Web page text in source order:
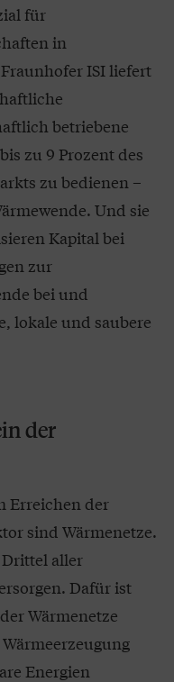
für
in
ISI liefert
betriebene
zu 9 Prozent des
zu bedienen –
Und sie
Kapital bei
zur
bei und
lokale und saubere
der
Erreichen der
sind Wärmenetze.
aller
Dafür ist
Wärmenetze
Energien